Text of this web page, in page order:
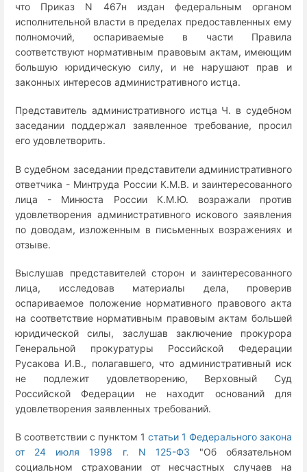
что Приказ N 467н издан федеральным органом
исполнительной власти в пределах предоставленных ему
полномочий, оспариваемые в части Правила
соответствуют нормативным правовым актам, имеющим
большую юридическую силу, и не нарушают прав и
законных интересов административного истца.
Представитель административного истца Ч. в судебном
заседании поддержал заявленное требование, просил
его удовлетворить.
В судебном заседании представители административного
ответчика - Минтруда России К.М.В. и заинтересованного
лица - Минюста России К.М.Ю. возражали против
удовлетворения административного искового заявления
по доводам, изложенным в письменных возражениях и
отзыве.
Выслушав представителей сторон и заинтересованного
лица, исследовав материалы дела, проверив
оспариваемое положение нормативного правового акта
на соответствие нормативным правовым актам большей
юридической силы, заслушав заключение прокурора
Генеральной прокуратуры Российской Федерации
Русакова И.В., полагавшего, что административный иск
не подлежит удовлетворению, Верховный Суд
Российской Федерации не находит оснований для
удовлетворения заявленных требований.
В соответствии с пунктом 1 статьи 1 Федерального закона
от 24 июля 1998 г. N 125-ФЗ "Об обязательном
социальном страховании от несчастных случаев на